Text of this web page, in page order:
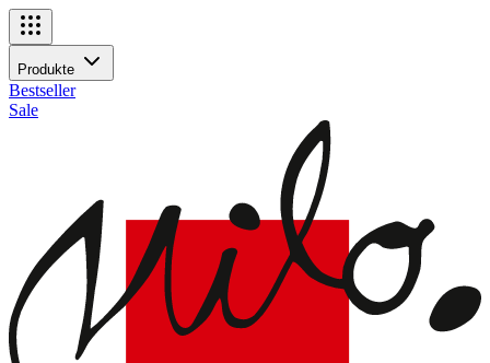
Navigationsmenü
Produkte
Produkte
Bestseller
Sale